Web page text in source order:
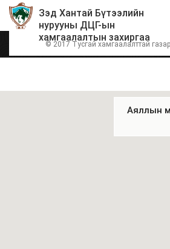
Зэд Хантай Бүтээлийн
нурууны ДЦГ-ын
хамгаалалтын захиргаа
Аяллын
© 2017 Тусгай хамгаалалттай